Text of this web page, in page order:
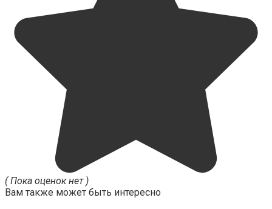
( Пока оценок нет )
Вам также может быть интересно